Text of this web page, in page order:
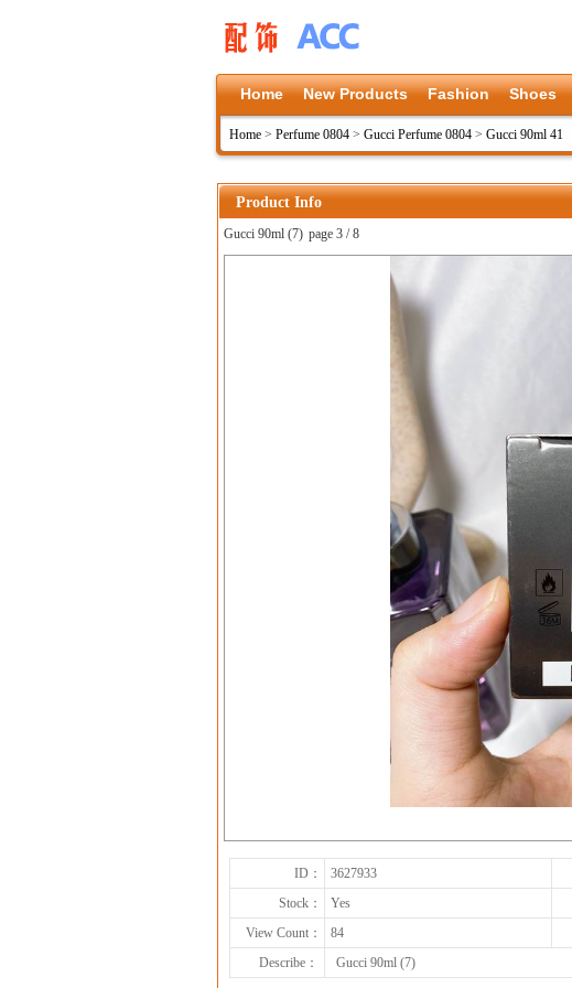
Home New Products Fashion Shoes
Home > Perfume 0804 > Gucci Perfume 0804 > Gucci 90ml 41
Product Info
Gucci 90ml (7) page 3 / 8
ID： 3627933
Stock：
Yes
View Count：
84
Describe：
Gucci 90ml (7)